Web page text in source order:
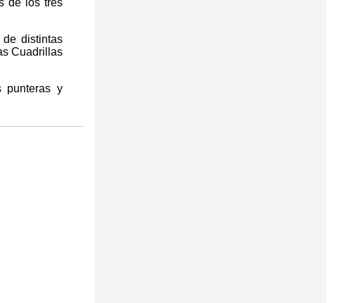
de los tres
distintas
Cuadrillas
punteras y